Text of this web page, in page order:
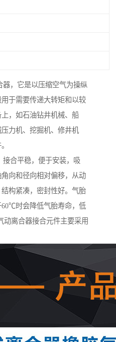
，它是以压缩空气为操纵
于需要传递大转矩和以较
，如石油钻井机械、船
力机、挖掘机、修井机
合平稳，便于安装，吸
向和径向相对偏移，从动
构紧凑，密封性好。气胎
时会降低气胎寿命，低
离合器接合元件主要采用